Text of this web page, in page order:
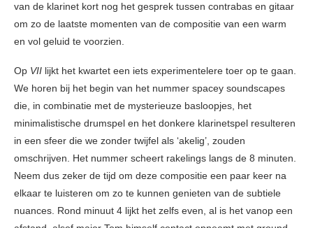
van de klarinet kort nog het gesprek tussen contrabas en gitaar
om zo de laatste momenten van de compositie van een warm
en vol geluid te voorzien.
Op VII lijkt het kwartet een iets experimentelere toer op te gaan.
We horen bij het begin van het nummer spacey soundscapes
die, in combinatie met de mysterieuze basloopjes, het
minimalistische drumspel en het donkere klarinetspel resulteren
in een sfeer die we zonder twijfel als ‘akelig’, zouden
omschrijven. Het nummer scheert rakelings langs de 8 minuten.
Neem dus zeker de tijd om deze compositie een paar keer na
elkaar te luisteren om zo te kunnen genieten van de subtiele
nuances. Rond minuut 4 lijkt het zelfs even, al is het vanop een